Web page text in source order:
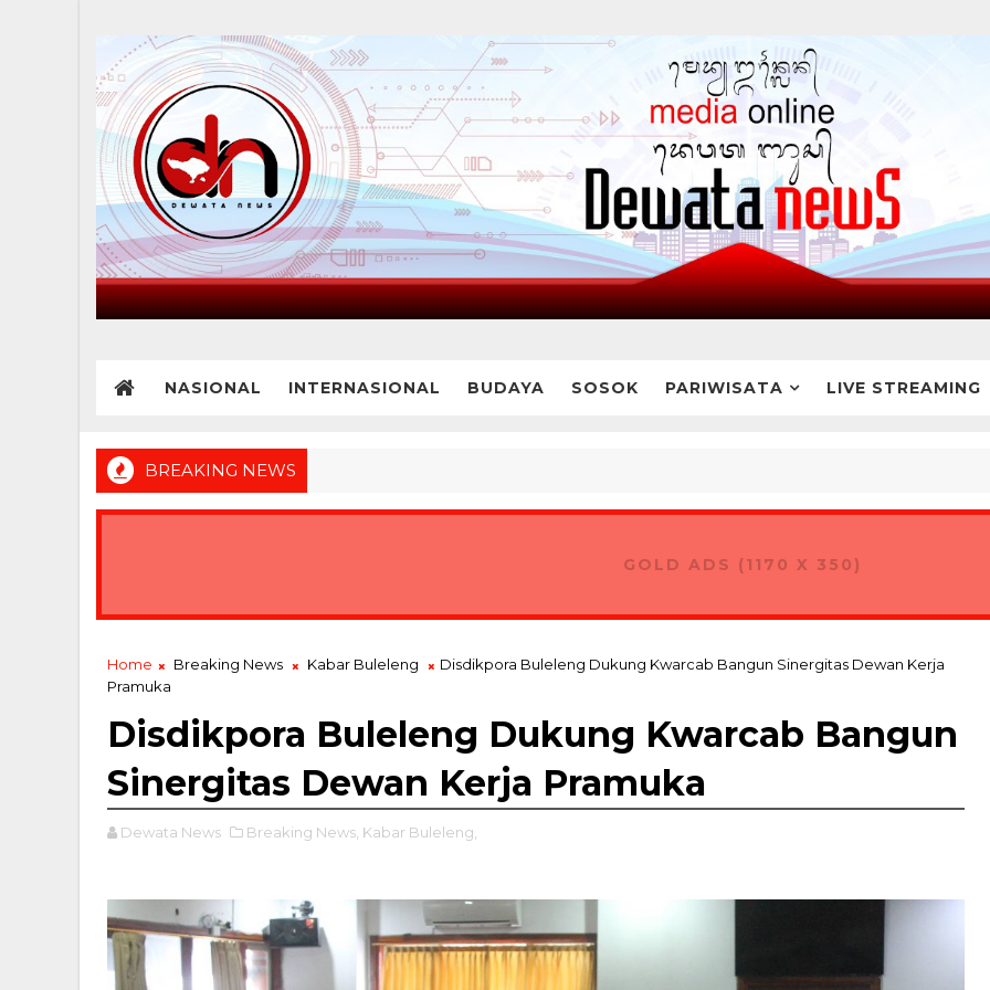
NASIONAL INTERNASIONAL BUDAYA SOSOK PARIWISATA LIVE STREAMING
BREAKING NEWS
BREAKING NEWS Bawa Misi Lingkungan, Gubernur Koster Lepas Kontingan Pramuka Bali Menuju Jambore Nasional XII di
GOLD ADS (1170 X 350)
Home Breaking News Kabar Buleleng
Disdikpora Buleleng Dukung Kwarcab Bangun Sinergitas Dewan Kerja
Pramuka
Disdikpora Buleleng Dukung Kwarcab Bangun
Sinergitas Dewan Kerja Pramuka
Dewata News Breaking News, Kabar Buleleng,